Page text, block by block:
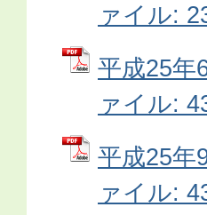
ァイル:
平成25年
ァイル:
平成25年
ァイル: